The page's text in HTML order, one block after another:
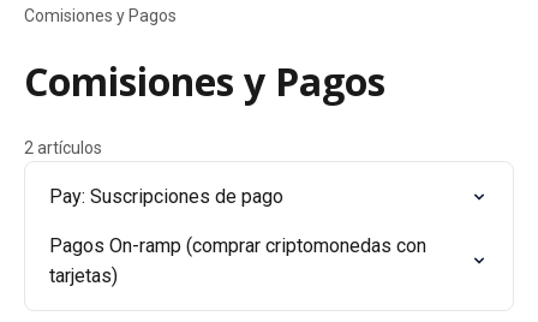
Comisiones y Pagos
Comisiones y Pagos
2 artículos
Pay: Suscripciones de pago
Pagos On-ramp (comprar criptomonedas con
tarjetas)